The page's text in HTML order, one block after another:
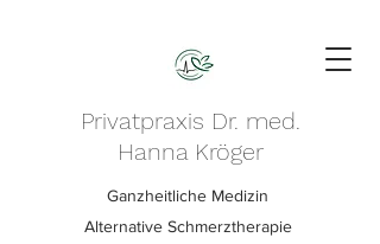
Privatpraxis Dr. med.
Hanna Kröger
Ganzheitliche Medizin
Alternative Schmerztherapie